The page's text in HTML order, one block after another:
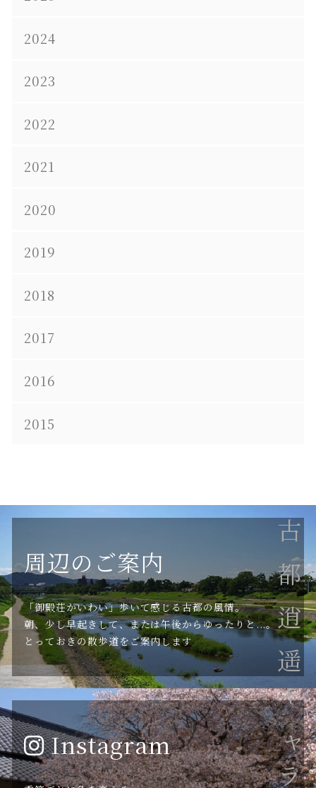
2024
2023
2022
2021
2020
2019
2018
2017
2016
2015
周辺のご案内 古都逍遥
「御殿荘かいわい」歩いて感じる古都の風情。
朝、少し早起きして、または午後からゆったりと...。
とっておきの散歩道をご案内します
Instagram